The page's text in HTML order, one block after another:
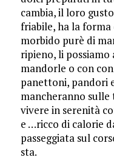
cambia, il loro
friabile, ha la
morbido purè di
ripieno, li possiamo
mandorle o con
panettoni, pandori
mancheranno sulle
vivere in serenità
e …ricco di calorie
passeggiata sul
sta.